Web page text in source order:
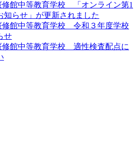
修館中等教育学校 「オンライン第1
知らせ」が更新されました
修館中等教育学校 令和３年度学校
せ
修館中等教育学校 適性検査配点に